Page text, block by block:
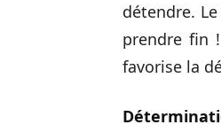
détendre.
prendre fin
favorise la